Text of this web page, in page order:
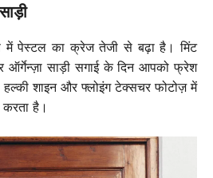
में पेस्टल का क्रेज तेजी से बढ़ा है। मिंट
ऑर्गेन्ज़ा साड़ी सगाई के दिन आपको फ्रेश
शाइन और फ्लोइंग टेक्सचर फोटोज़ में
करता है।